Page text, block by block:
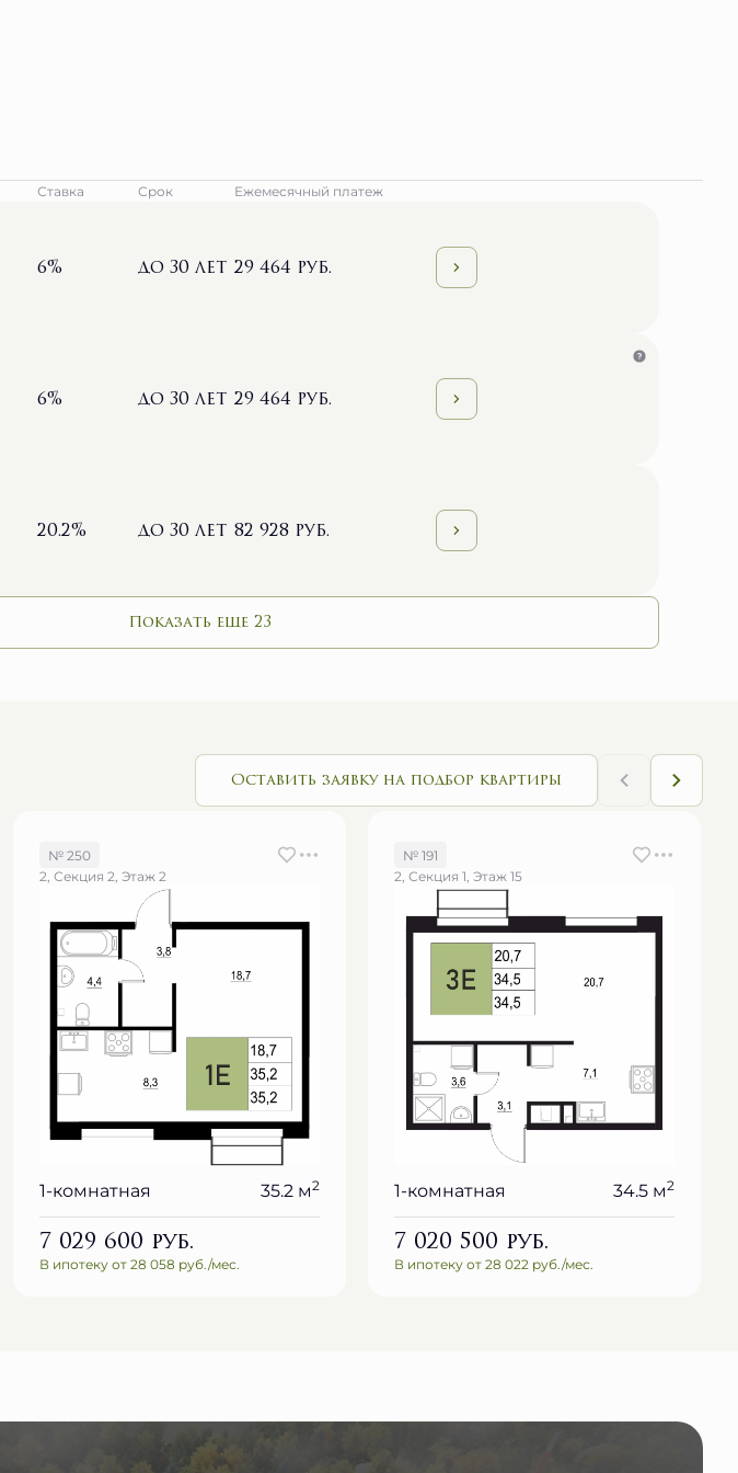
Ставка Срок
Ежемесячный платеж
6% до 30 лет 29 464 руб.
6% до 30 лет 29 464 руб.
20.2% до 30 лет 82 928 руб.
Показать еще 23
Оставить заявку на подбор квартиры
№ 250
2, Секция 2, Этаж 2
1-комнатная 35.2 м2
7 029 600 руб.
В ипотеку от 28 058 руб./мес.
№ 191
2, Секция 1, Этаж 15
1-комнатная 34.5 м2
7 020 500 руб.
В ипотеку от 28 022 руб./мес.